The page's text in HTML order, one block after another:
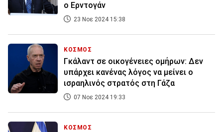
ο Ερντογάν
23 Νοε 2024 15:38
ΚΟΣΜΟΣ
Γκάλαντ σε οικογένειες ομήρων: Δεν
υπάρχει κανένας λόγος να μείνει ο
ισραηλινός στρατός στη Γάζα
07 Νοε 2024 19:33
ΚΟΣΜΟΣ